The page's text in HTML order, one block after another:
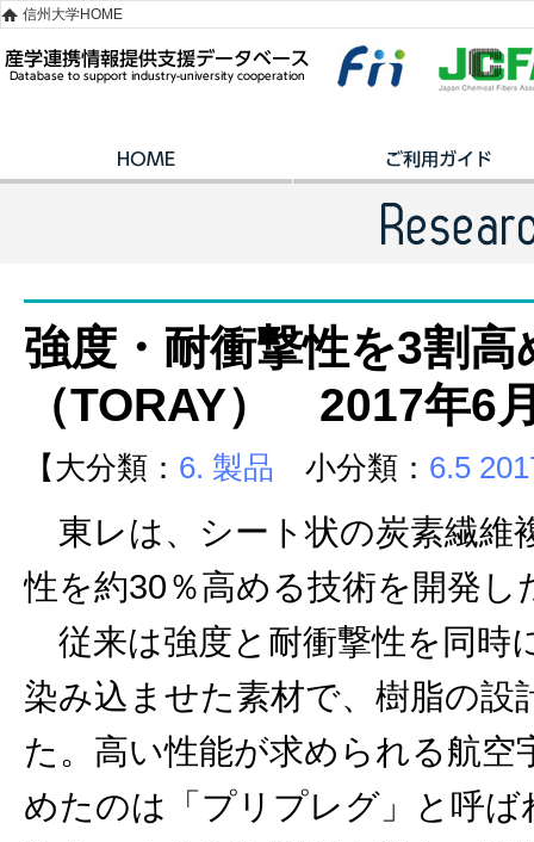
信州大学HOME
強度・耐衝撃性を3割
（TORAY） 2017年6
【大分類： 6. 製品 小分類： 6.5
東レは、シート状の炭素繊維
性を約30％高める技術を開発し
従来は強度と耐衝撃性を同時
染み込ませた素材で、樹脂の
た。高い性能が求められる航
めたのは「プリプレグ」と呼